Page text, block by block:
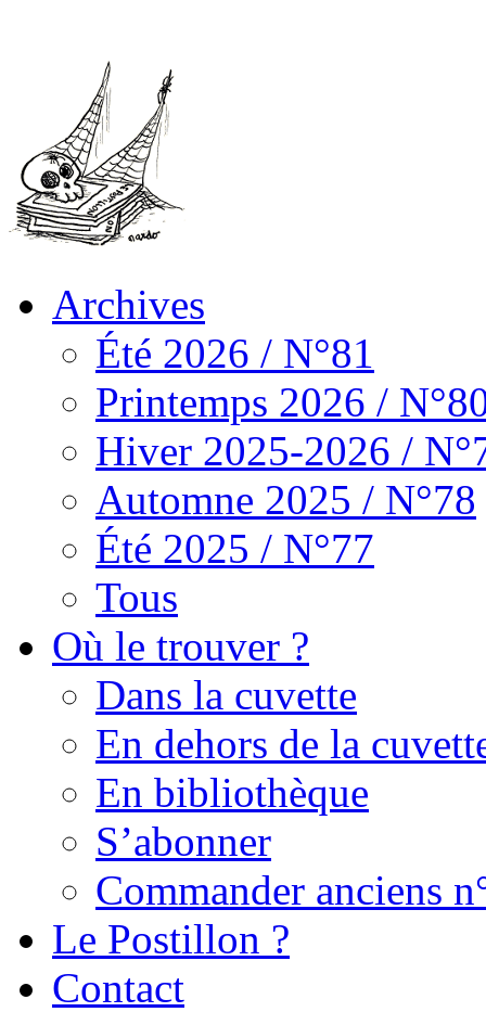
Archives
Été 2026 / N°81
Printemps 2026 /
Hiver 2025-2026 /
Automne 2025 / N°78
Été 2025 / N°77
Tous
Où le trouver ?
Dans la cuvette
En dehors de la
En bibliothèque
S’abonner
Commander anciens
Le Postillon ?
Contact